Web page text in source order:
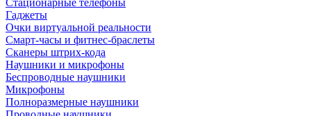
Стационарные телефоны
Гаджеты
Очки виртуальной реальности
Смарт-часы и фитнес-браслеты
Сканеры штрих-кода
Наушники и микрофоны
Беспроводные наушники
Микрофоны
Полноразмерные наушники